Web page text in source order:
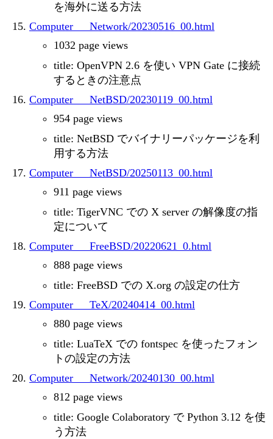
を海外に送る方法
Computer___Network/20230516_00.html
1032 page views
title: OpenVPN 2.6 を使い VPN Gate に接続
するときの注意点
Computer___NetBSD/20230119_00.html
954 page views
title: NetBSD でバイナリーパッケージを利
用する方法
Computer___NetBSD/20250113_00.html
911 page views
title: TigerVNC での X server の解像度の指
定について
Computer___FreeBSD/20220621_0.html
888 page views
title: FreeBSD での X.org の設定の仕方
Computer___TeX/20240414_00.html
880 page views
title: LuaTeX での fontspec を使ったフォン
トの設定の方法
Computer___Network/20240130_00.html
812 page views
title: Google Colaboratory で Python 3.12 を使
う方法